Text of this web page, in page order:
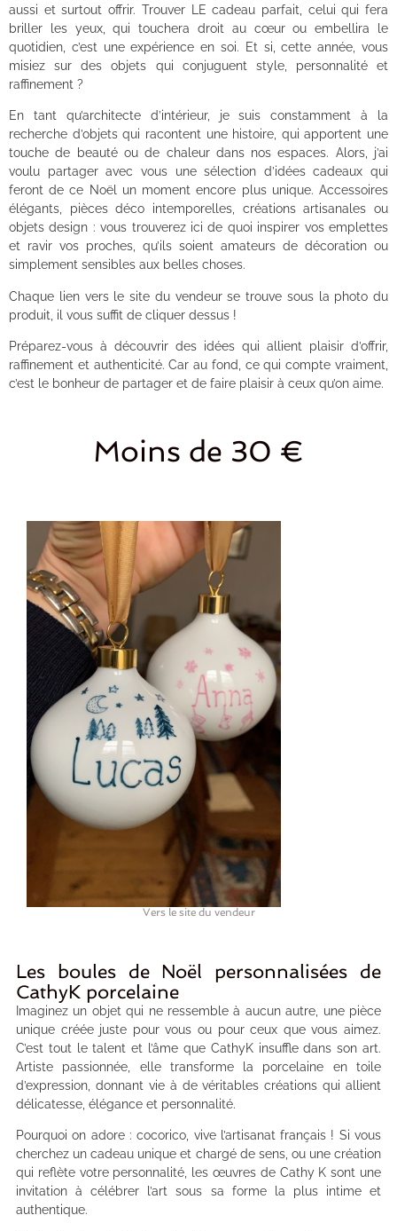
aussi et surtout offrir. Trouver LE cadeau parfait, celui qui fera
briller les yeux, qui touchera droit au cœur ou embellira le
quotidien, c’est une expérience en soi. Et si, cette année, vous
misiez sur des objets qui conjuguent style, personnalité et
raffinement ?
En tant qu’architecte d’intérieur, je suis constamment à la
recherche d’objets qui racontent une histoire, qui apportent une
touche de beauté ou de chaleur dans nos espaces. Alors, j’ai
voulu partager avec vous une sélection d’idées cadeaux qui
feront de ce Noël un moment encore plus unique. Accessoires
élégants, pièces déco intemporelles, créations artisanales ou
objets design : vous trouverez ici de quoi inspirer vos emplettes
et ravir vos proches, qu’ils soient amateurs de décoration ou
simplement sensibles aux belles choses.
Chaque lien vers le site du vendeur se trouve sous la photo du
produit, il vous suffit de cliquer dessus !
Préparez-vous à découvrir des idées qui allient plaisir d’offrir,
raffinement et authenticité. Car au fond, ce qui compte vraiment,
c’est le bonheur de partager et de faire plaisir à ceux qu’on aime.
Moins de 30 €
Vers le site du vendeur
Les boules de Noël personnalisées de
CathyK porcelaine
Imaginez un objet qui ne ressemble à aucun autre, une pièce
unique créée juste pour vous ou pour ceux que vous aimez.
C’est tout le talent et l’âme que CathyK insuffle dans son art.
Artiste passionnée, elle transforme la porcelaine en toile
d’expression, donnant vie à de véritables créations qui allient
délicatesse, élégance et personnalité.
Pourquoi on adore : cocorico, vive l’artisanat français ! Si vous
cherchez un cadeau unique et chargé de sens, ou une création
qui reflète votre personnalité, les œuvres de Cathy K sont une
invitation à célébrer l’art sous sa forme la plus intime et
authentique.